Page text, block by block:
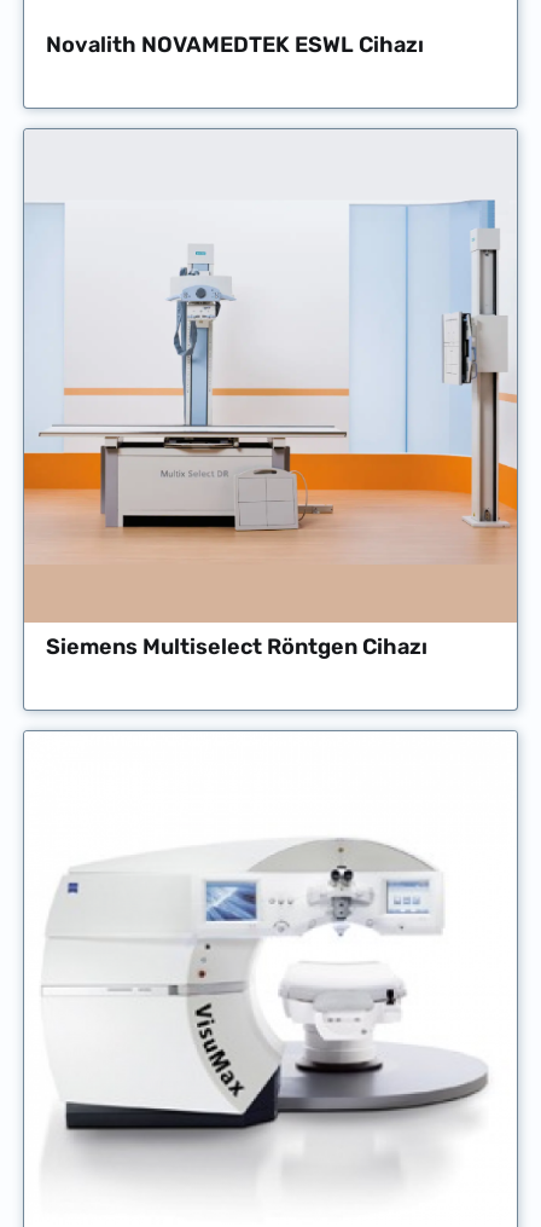
Novalith NOVAMEDTEK ESWL Cihazı
Siemens Multiselect Röntgen Cihazı